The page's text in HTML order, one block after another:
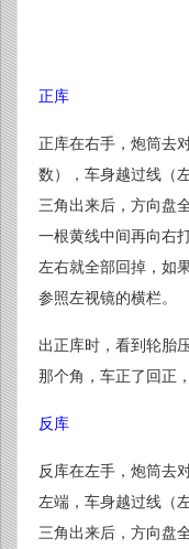
正库
正库在右手，炮筒去
数），车身越过线（
三角出来后，方向盘
一根黄线中间再向右
左右就全部回掉，如
参照左视镜的横栏。
出正库时，看到轮胎
那个角，车正了回正
反库
反库在左手，炮筒去
左端，车身越过线（
三角出来后，方向盘